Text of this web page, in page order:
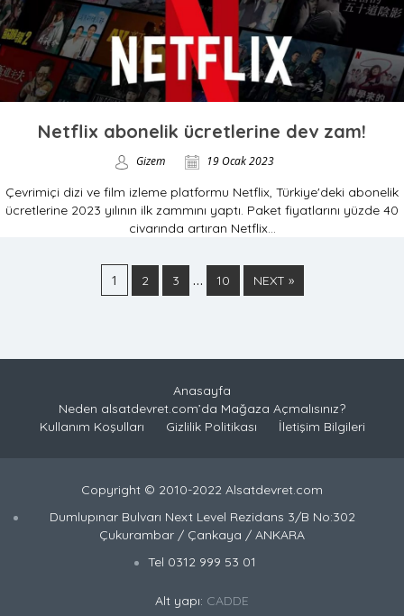
Netflix abonelik ücretlerine dev zam!
Gizem 19 Ocak 2023
Çevrimiçi dizi ve film izleme platformu Netflix, Türkiye'deki abonelik
ücretlerine 2023 yılının ilk zammını yaptı. Paket fiyatlarını yüzde 40
civarında artıran Netflix...
1 2 3 … 10 NEXT »
Anasayfa
Neden alsatdevret.com’da Mağaza Açmalısınız?
Kullanım Koşulları
Gizlilik Politikası İletişim Bilgileri
Copyright © 2010-2022 Alsatdevret.com
Dumlupınar Bulvarı Next Level Rezidans 3/B No:302
Çukurambar / Çankaya / ANKARA
Tel 0312 999 53 01
Alt yapı: CADDE